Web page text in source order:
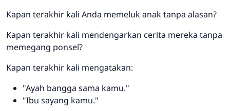
Kapan terakhir kali Anda memeluk anak tanpa alasan?
Kapan terakhir kali mendengarkan cerita mereka tanpa
memegang ponsel?
Kapan terakhir kali mengatakan:
"Ayah bangga sama kamu."
"Ibu sayang kamu."